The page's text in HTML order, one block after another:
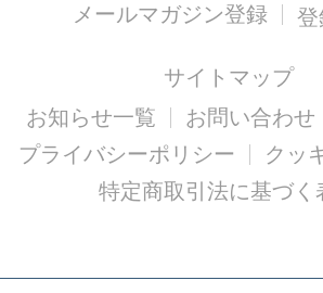
メールマガジン登録
登
サイトマップ
お知らせ一覧
お問い合わせ
プライバシーポリシー
クッ
特定商取引法に基づく